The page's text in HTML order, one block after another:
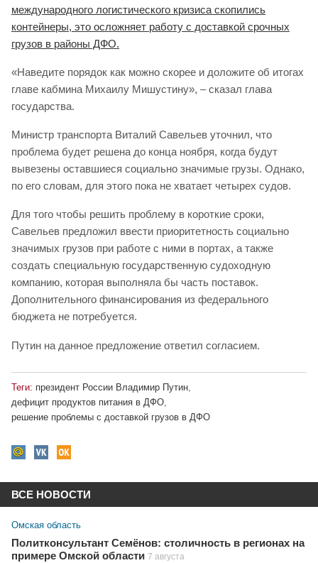
международного логистического кризиса скопились
контейнеры, это осложняет работу с доставкой срочных
грузов в районы ДФО.
«Наведите порядок как можно скорее и доложите об итогах
главе кабмина Михаилу Мишустину», – сказал глава
государства.
Министр транспорта Виталий Савельев уточнил, что
проблема будет решена до конца ноября, когда будут
вывезены оставшиеся социально значимые грузы. Однако,
по его словам, для этого пока не хватает четырех судов.
Для того чтобы решить проблему в короткие сроки,
Савельев предложил ввести приоритетность социально
значимых грузов при работе с ними в портах, а также
создать специальную государственную судоходную
компанию, которая выполняла бы часть поставок.
Дополнительного финансирования из федерального
бюджета не потребуется.
Путин на данное предложение ответил согласием.
Теги: президент России Владимир Путин
дефицит продуктов питания в ДФО,
решение проблемы с доставкой грузов в ДФО
ВСЕ НОВОСТИ
Омская область
Политконсультант Семёнов: столичность в регионах на
примере Омской области 7 августа